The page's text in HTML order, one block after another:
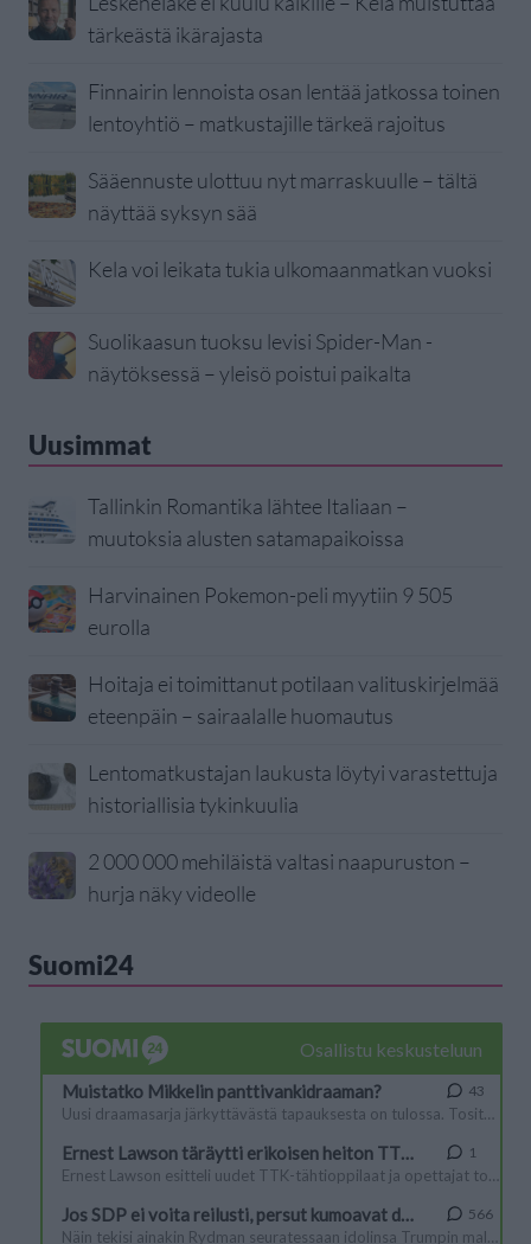
tärkeästä ikärajasta
Finnairin lennoista osan lentää jatkossa toinen
lentoyhtiö – matkustajille tärkeä rajoitus
Sääennuste ulottuu nyt marraskuulle – tältä
näyttää syksyn sää
Kela voi leikata tukia ulkomaanmatkan vuoksi
Suolikaasun tuoksu levisi Spider-Man -
näytöksessä – yleisö poistui paikalta
Uusimmat
Tallinkin Romantika lähtee Italiaan –
muutoksia alusten satamapaikoissa
Harvinainen Pokemon-peli myytiin 9 505
eurolla
Hoitaja ei toimittanut potilaan valituskirjelmää
eteenpäin – sairaalalle huomautus
Lentomatkustajan laukusta löytyi varastettuja
historiallisia tykinkuulia
2 000 000 mehiläistä valtasi naapuruston –
hurja näky videolle
Suomi24